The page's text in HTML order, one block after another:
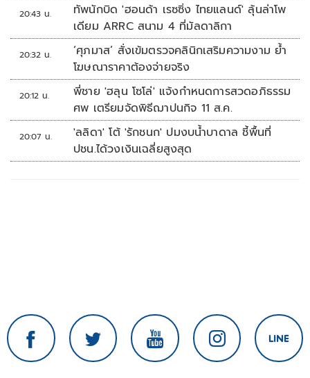
20:43 น.
ทัพนักบิด 'ฮอนด้า เรซซิ่ง ไทยแลนด์' ลุ้นล่าโพ
เดียม ARRC สนาม 4 ที่มัลดาลิกา
20:32 น.
‘ศุภมาส’ สั่งเข้มตรวจคลินิกเสริมความงาม ย้ำ
โฆษณาราคาต้องจ่ายจริง
20:12 น.
พี่ชาย 'ฮลุน โซโล่' แจ้งกำหนดการสวดอภิธรรม
ศพ เตรียมจัดพิธีฌาปนกิจ 11 ส.ค.
20:07 น.
'ลลิดา' โต้ 'รักชนก' ปมงบน้ำบาดาล ชี้พื้นที่
ปชน.ได้วงเงินเฉลี่ยสูงสุด